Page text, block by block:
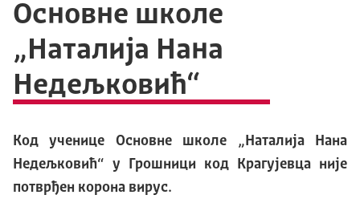
Основне школе
„Наталија Нана
Недељковић“
Код ученице Основне школе „Наталија Нана
Недељковић“ у Грошници код Крагујевца није
потврђен корона вирус.